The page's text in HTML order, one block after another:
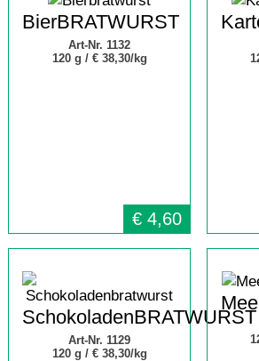
BierBRATWURST
Art-Nr. 1132
120 g / € 38,30/kg
€ 4,60
SchokoladenBRATWURST
Art-Nr. 1129
120 g / € 38,30/kg